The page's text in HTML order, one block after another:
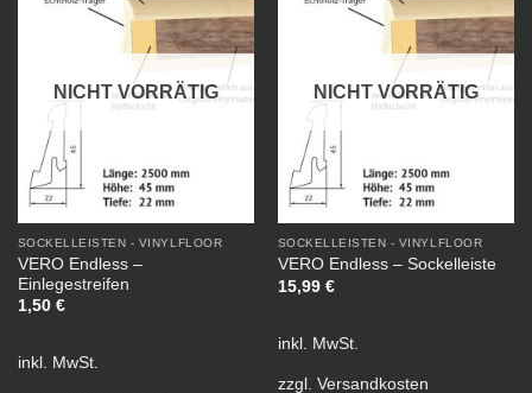
NICHT VORRÄTIG
SOCKELLEISTEN - VINYLFLOOR
VERO Endless –
Einlegestreifen
1,50 €
inkl. MwSt.
NICHT VORRÄTIG
SOCKELLEISTEN - VINYLFLOOR
VERO Endless – Sockelleiste
15,99 €
inkl. MwSt.
zzgl. Versandkosten